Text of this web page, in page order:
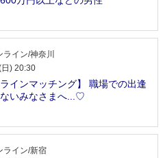
ライン/神奈川
) 20:30
ラインマッチング】 職場での出逢
いみなさまへ...♡
ライン/新宿